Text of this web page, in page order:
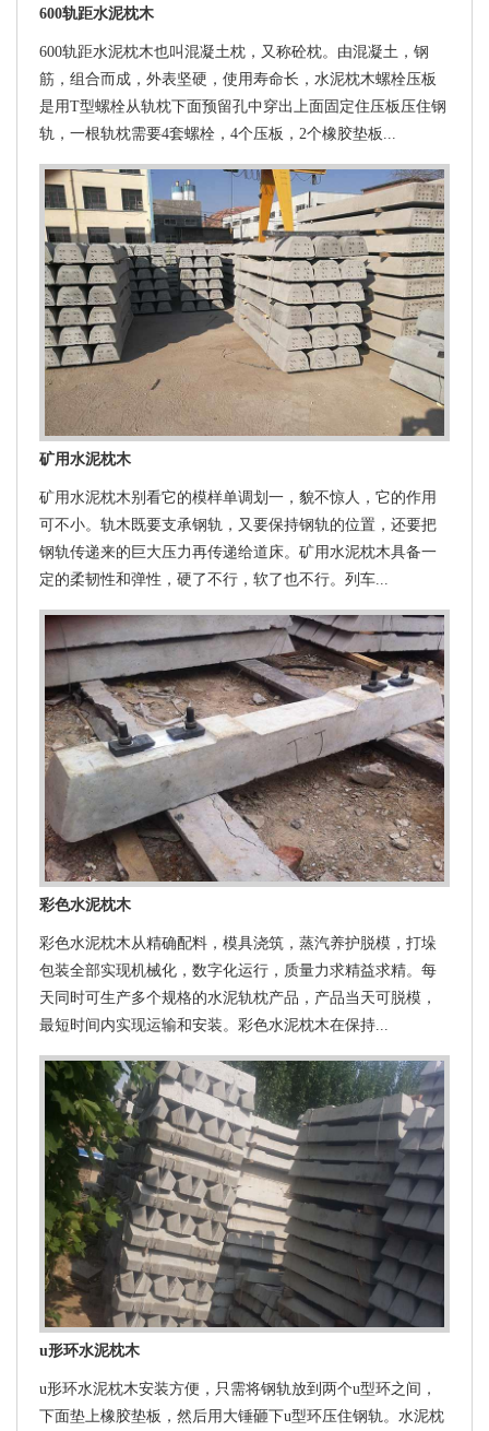
600轨距水泥枕木
600轨距水泥枕木也叫混凝土枕，又称砼枕。由混凝土，钢
筋，组合而成，外表坚硬，使用寿命长，水泥枕木螺栓压板
是用T型螺栓从轨枕下面预留孔中穿出上面固定住压板压住钢
轨，一根轨枕需要4套螺栓，4个压板，2个橡胶垫板...
矿用水泥枕木
矿用水泥枕木别看它的模样单调划一，貌不惊人，它的作用
可不小。轨木既要支承钢轨，又要保持钢轨的位置，还要把
钢轨传递来的巨大压力再传递给道床。矿用水泥枕木具备一
定的柔韧性和弹性，硬了不行，软了也不行。列车...
彩色水泥枕木
彩色水泥枕木从精确配料，模具浇筑，蒸汽养护脱模，打垛
包装全部实现机械化，数字化运行，质量力求精益求精。每
天同时可生产多个规格的水泥轨枕产品，产品当天可脱模，
最短时间内实现运输和安装。彩色水泥枕木在保持...
u形环水泥枕木
u形环水泥枕木安装方便，只需将钢轨放到两个u型环之间，
下面垫上橡胶垫板，然后用大锤砸下u型环压住钢轨。水泥枕